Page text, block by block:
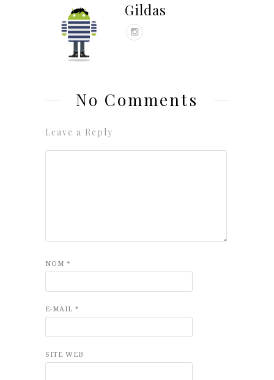
Gildas
No Comments
Leave a Reply
NOM *
E-MAIL *
SITE WEB